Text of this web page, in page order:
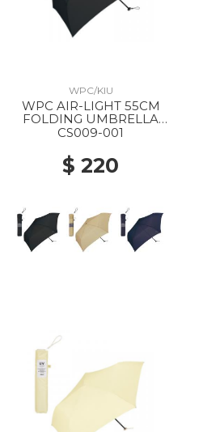
WPC/KIU
WPC AIR-LIGHT 55CM
FOLDING UMBRELLA
BLACK
CS009-001
$ 220